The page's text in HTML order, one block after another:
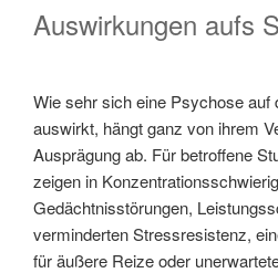
Auswirkungen aufs
Wie sehr sich eine Psychose auf
auswirkt, hängt ganz von ihrem
Ausprägung ab. Für betroffene
zeigen in
Gedächtnisstörungen,
verminderten Stressresistenz,
für äußere Reize oder